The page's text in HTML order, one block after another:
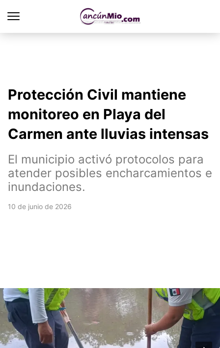
Protección Civil mantiene
monitoreo en Playa del
Carmen ante lluvias intensas
El municipio activó protocolos para
atender posibles encharcamientos e
inundaciones.
10 de junio de 2026